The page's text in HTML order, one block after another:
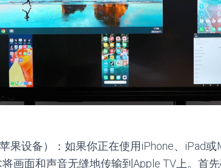
果设备）：如果你正在使用iPhone、iPad或
画面和声音无缝地传输到Apple TV上。首